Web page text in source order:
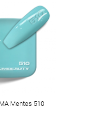
Mentes 510